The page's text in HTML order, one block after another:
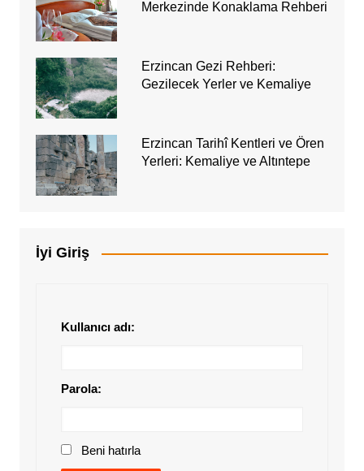
Merkezinde Konaklama Rehberi
Erzincan Gezi Rehberi:
Gezilecek Yerler ve Kemaliye
Erzincan Tarihî Kentleri ve Ören
Yerleri: Kemaliye ve Altıntepe
İyi Giriş
Kullanıcı adı:
Parola:
Beni hatırla